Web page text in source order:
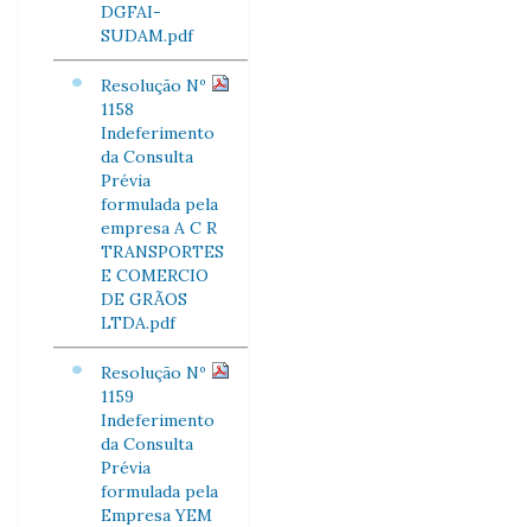
DGFAI-
SUDAM.pdf
Resolução Nº
1158
Indeferimento
da Consulta
Prévia
formulada pela
empresa A C R
TRANSPORTES
E COMERCIO
DE GRÃOS
LTDA.pdf
Resolução Nº
1159
Indeferimento
da Consulta
Prévia
formulada pela
Empresa YEM